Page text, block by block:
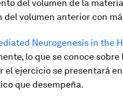
del volumen de la
del volumen anterior con
Neurogenesis in the
lo que se conoce
el ejercicio se presentará
que desempeña.